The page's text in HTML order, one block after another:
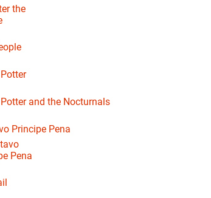
and the Nocturnals
Principe Pena